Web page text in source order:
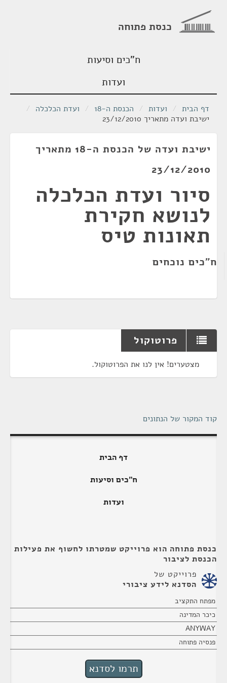
כנסת פתוחה
ח"כים וסיעות
ועדות
דף הבית / ועדות / הכנסת ה-18 / ועדת הכלכלה /
ישיבת ועדה מתאריך 23/12/2010
ישיבת ועדה של הכנסת ה-18 מתאריך
23/12/2010
סיור ועדת הכלכלה
לנושא חקירת
תאונות טיס
ח"כים נוכחים
פרוטוקול
מצטערים! אין לנו את הפרוטוקול.
קוד המקור של הנתונים
דף הבית
ח"כים וסיעות
ועדות
כנסת פתוחה הוא פרוייקט שמטרתו לחשוף את פעילות
הכנסת לציבור
פרוייקט של
הסדנא לידע ציבורי
מפתח התקציב
כיכר המדינה
ANYWAY
פנסיה פתוחה